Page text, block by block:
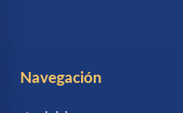
Navegación